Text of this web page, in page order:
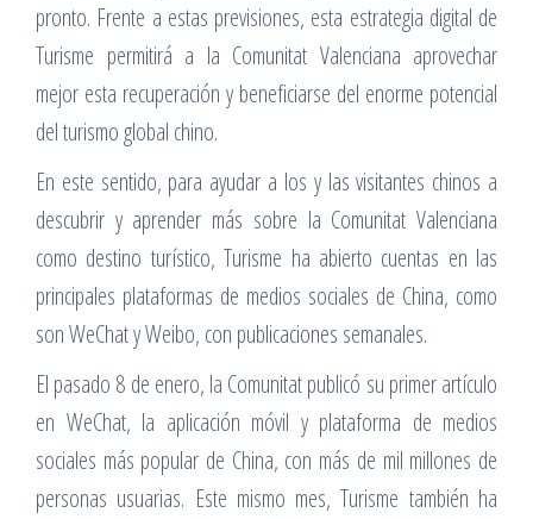
pronto. Frente a estas previsiones, esta estrategia digital de
Turisme permitirá a la Comunitat Valenciana aprovechar
mejor esta recuperación y beneficiarse del enorme potencial
del turismo global chino.
En este sentido, para ayudar a los y las visitantes chinos a
descubrir y aprender más sobre la Comunitat Valenciana
como destino turístico, Turisme ha abierto cuentas en las
principales plataformas de medios sociales de China, como
son WeChat y Weibo, con publicaciones semanales.
El pasado 8 de enero, la Comunitat publicó su primer artículo
en WeChat, la aplicación móvil y plataforma de medios
sociales más popular de China, con más de mil millones de
personas usuarias. Este mismo mes, Turisme también ha